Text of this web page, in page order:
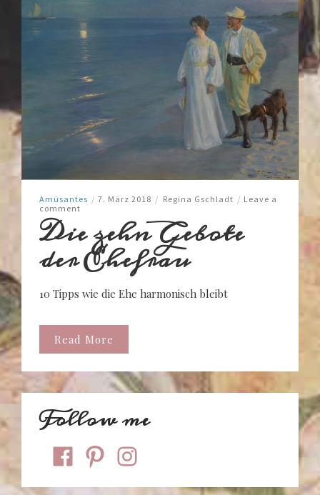
Amüsantes / 7. März 2018 / Regina Gschladt / Leave a
comment
Die zehn Gebote
der Ehefrau
10 Tipps wie die Ehe harmonisch bleibt
Read More
Follow me
facebookpinterestinstagram